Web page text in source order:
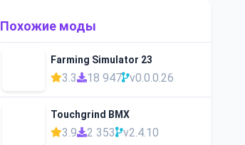
Похожие моды
Farming Simulator 23
3.3 18 947 v0.0.0.26
Touchgrind BMX
3.9 2 353 v2.4.10